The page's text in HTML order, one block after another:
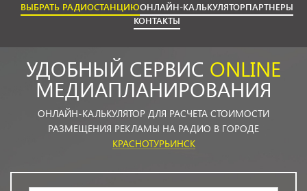
УДОБНЫЙ СЕРВИС ONLINE
МЕДИАПЛАНИРОВАНИЯ
ОНЛАЙН-КАЛЬКУЛЯТОР ДЛЯ РАСЧЕТА СТОИМОСТИ
РАЗМЕЩЕНИЯ РЕКЛАМЫ НА РАДИО В ГОРОДЕ
КРАСНОТУРЬИНСК
ВЫБРАТЬ РАДИОСТАНЦИЮОНЛАЙН-КАЛЬКУЛЯТОРПАРТНЕРЫ
КОНТАКТЫ